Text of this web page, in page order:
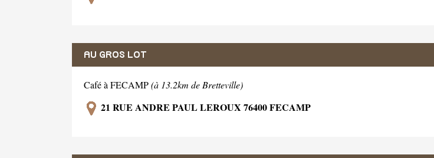
AU GROS LOT
Café à FECAMP(à 13.2km de Bretteville)
21 RUE ANDRE PAUL LEROUX 76400 FECAMP